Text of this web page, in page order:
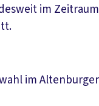
im Zeitraum
im Altenburger